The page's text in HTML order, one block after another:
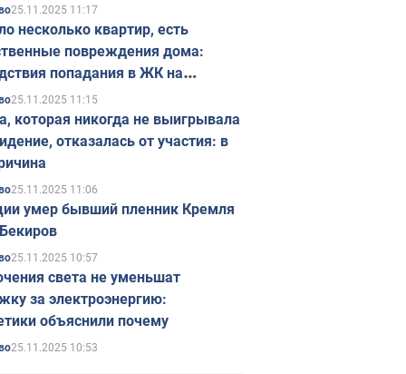
в ноябре
25.11.2025 11:17
несколько квартир, есть
повреждения дома:
попадания в ЖК на
в Киеве. Фото
25.11.2025 11:15
которая никогда не выигрывала
отказалась от участия: в
25.11.2025 11:06
умер бывший пленник Кремля
25.11.2025 10:57
света не уменьшат
за электроэнергию:
объяснили почему
25.11.2025 10:53